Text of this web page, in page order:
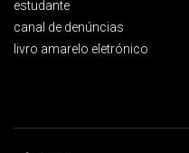
estudante
canal de denúncias
livro amarelo eletrónico